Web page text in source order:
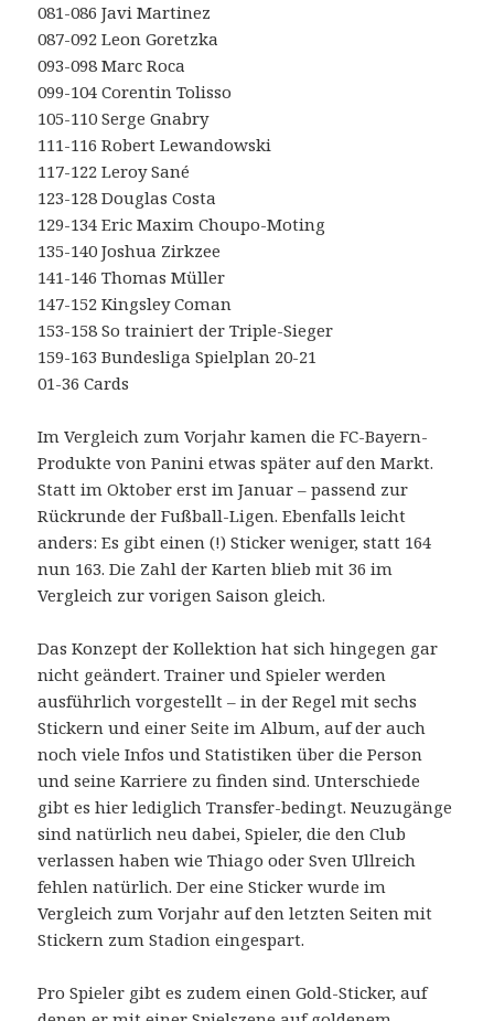
081-086 Javi Martinez
087-092 Leon Goretzka
093-098 Marc Roca
099-104 Corentin Tolisso
105-110 Serge Gnabry
111-116 Robert Lewandowski
117-122 Leroy Sané
123-128 Douglas Costa
129-134 Eric Maxim Choupo-Moting
135-140 Joshua Zirkzee
141-146 Thomas Müller
147-152 Kingsley Coman
153-158 So trainiert der Triple-Sieger
159-163 Bundesliga Spielplan 20-21
01-36 Cards
Im Vergleich zum Vorjahr kamen die FC-Bayern-
Produkte von Panini etwas später auf den Markt.
Statt im Oktober erst im Januar – passend zur
Rückrunde der Fußball-Ligen. Ebenfalls leicht
anders: Es gibt einen (!) Sticker weniger, statt 164
nun 163. Die Zahl der Karten blieb mit 36 im
Vergleich zur vorigen Saison gleich.
Das Konzept der Kollektion hat sich hingegen gar
nicht geändert. Trainer und Spieler werden
ausführlich vorgestellt – in der Regel mit sechs
Stickern und einer Seite im Album, auf der auch
noch viele Infos und Statistiken über die Person
und seine Karriere zu finden sind. Unterschiede
gibt es hier lediglich Transfer-bedingt. Neuzugänge
sind natürlich neu dabei, Spieler, die den Club
verlassen haben wie Thiago oder Sven Ullreich
fehlen natürlich. Der eine Sticker wurde im
Vergleich zum Vorjahr auf den letzten Seiten mit
Stickern zum Stadion eingespart.
Pro Spieler gibt es zudem einen Gold-Sticker, auf